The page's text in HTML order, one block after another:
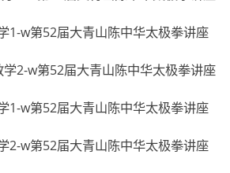
1-w第52届大青山陈中华太极拳讲座
2-w第52届大青山陈中华太极拳讲座
1-w第52届大青山陈中华太极拳讲座
2-w第52届大青山陈中华太极拳讲座